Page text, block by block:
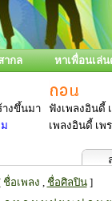
ากล หาเพื่อนเล่
างขึ้นมา
ฟังเพลงอินดี้
เพลงอินดี้ เพ
ชื่อเพลง , ชื่อศิลปิน]